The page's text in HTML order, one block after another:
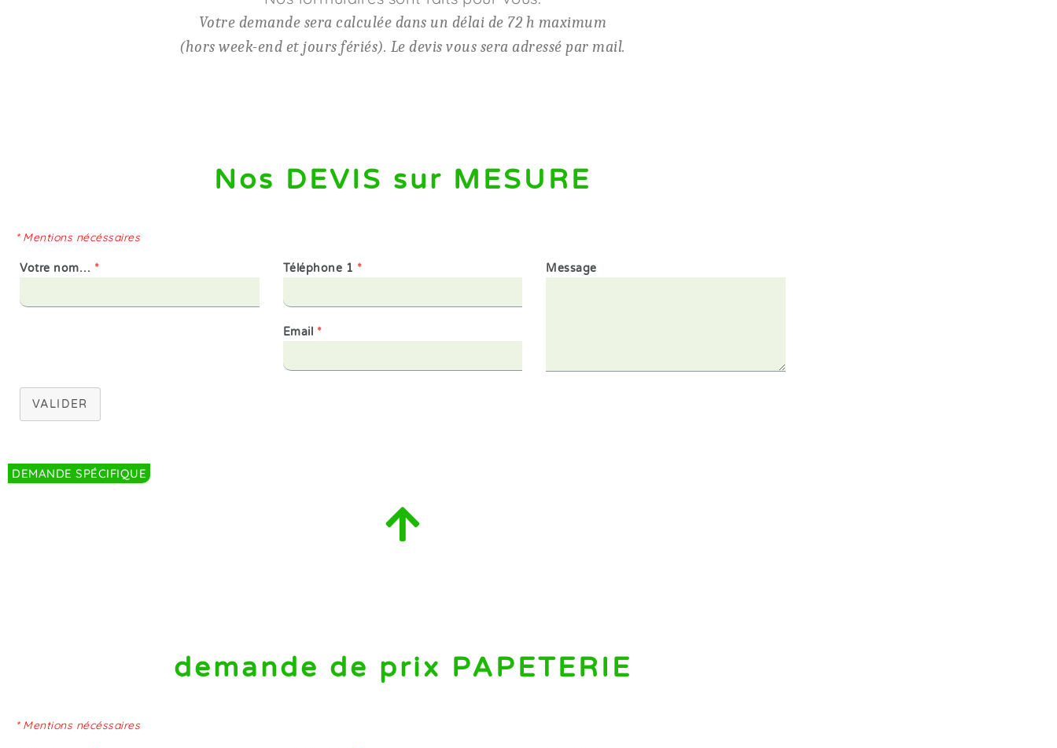
Votre demande sera calculée dans un délai de 72 h maximum
(hors week-end et jours fériés). Le devis vous sera adressé par mail.
Nos DEVIS sur MESURE
* Mentions nécéssaires
Votre nom… * Téléphone 1 *
Email *
Message
VALIDER
DEMANDE SPÉCIFIQUE
demande de prix PAPETERIE
* Mentions nécéssaires